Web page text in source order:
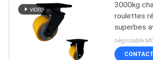
3000kg
roulettes
superbes
roue
négociable
CONTACT